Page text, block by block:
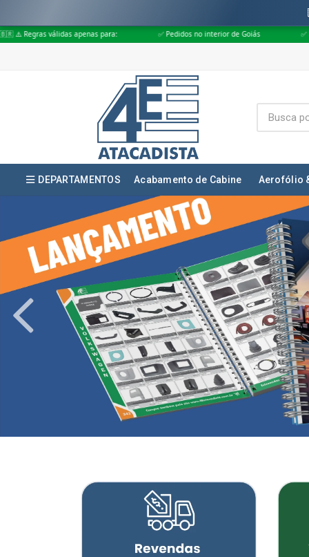
para: ✅ Pedidos no interior de Goiás ✅ Pedidos aprovados até às
DEPARTAMENTOS Acabamento de Cabine Aerofólio